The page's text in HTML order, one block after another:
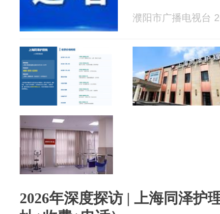
濮阳市广播电视台
2026年深度探访 | 上海同泽护